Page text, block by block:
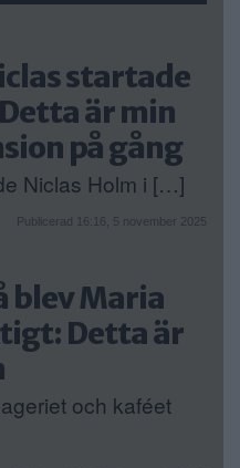
startade
är min
på gång
Niclas Holm i […]
Publicerad 16:16, 5 november 2025
blev Maria
Detta är
och kaféet